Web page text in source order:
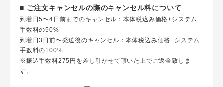
■ ご注文キャンセルの際のキャンセル料について
到着日5〜4日前までのキャンセル：本体税込み価格+システム
手数料の50%
到着日3日前〜発送後のキャンセル：本体税込み価格+システム
手数料の100%
※振込手数料275円を差し引かせて頂いた上でご返金致しま
す。